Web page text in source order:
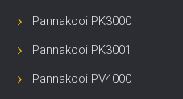
Pannakooi PK3000
Pannakooi PK3001
Pannakooi PV4000